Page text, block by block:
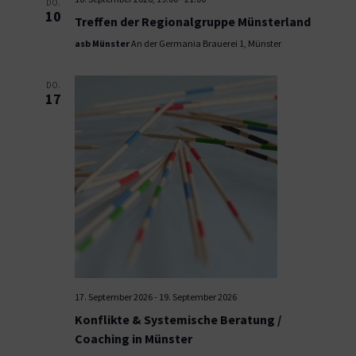
DO.
10 Treffen der Regionalgruppe Münsterland
asb MünsterAn der Germania Brauerei 1, Münster
DO.
17
17. September 2026- 19. September 2026
Konflikte & Systemische Beratung /
Coaching in Münster